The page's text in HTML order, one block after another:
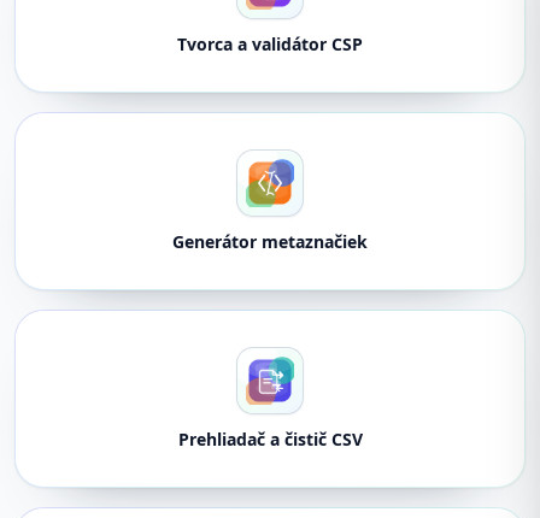
Tvorca a validátor CSP
Generátor metaznačiek
Prehliadač a čistič CSV